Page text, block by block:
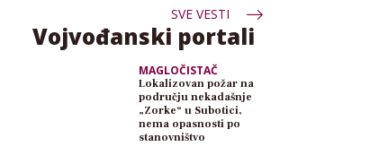
SVE VESTI
Vojvođanski portali
MAGLOČISTAČ
Lokalizovan požar na
području nekadašnje
„Zorke“ u Subotici,
nema opasnosti po
stanovništvo